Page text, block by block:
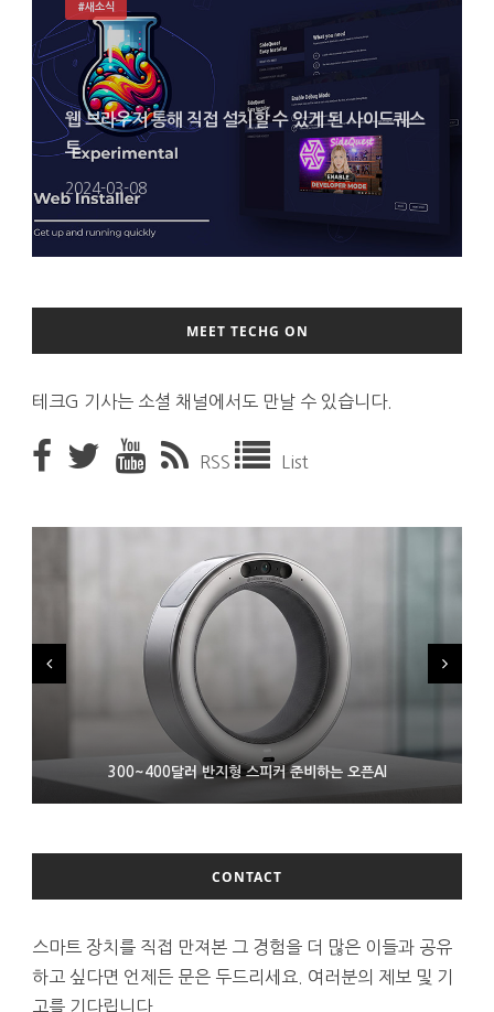
웹 브라우저 통해 직접 설치할 수 있게 된 사이드퀘스
트
2024-03-08
#새소식
MEET TECHG ON
테크G 기사는 소셜 채널에서도 만날 수 있습니다.
RSS List
300~400달러 반지형 스피커 준비하는 오픈AI
조용히 스팀 프레임 검증 요구사항 바꾼 밸브
9월 4일부터 서비스 접는 안드로이드 장치용 구글 어시스턴트
CONTACT
스마트 장치를 직접 만져본 그 경험을 더 많은 이들과 공유
하고 싶다면 언제든 문은 두드리세요. 여러분의 제보 및 기
고를 기다립니다.